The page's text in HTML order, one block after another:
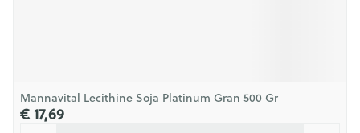
Mannavital Lecithine Soja Platinum Gran 500 Gr
€ 17,69